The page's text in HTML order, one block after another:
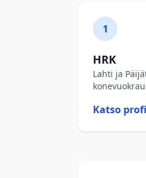
1
HRK
Lahti ja
Katso